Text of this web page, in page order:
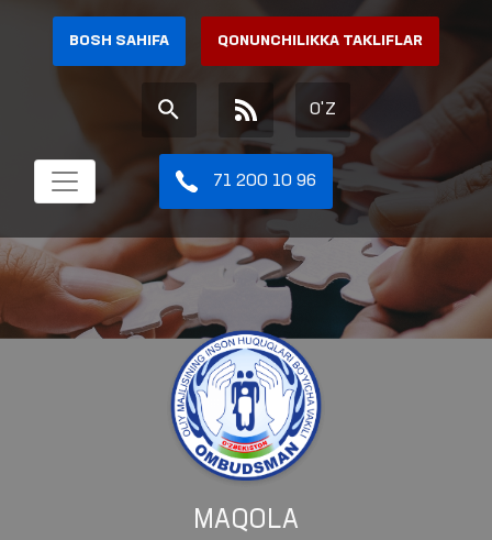
BOSH SAHIFA QONUNCHILIKKA TAKLIFLAR
O'Z
71 200 10 96
MAQOLA